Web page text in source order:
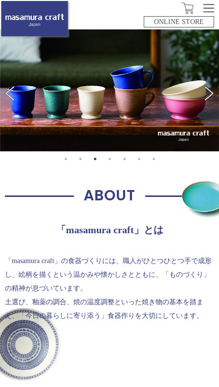
ONLINE STORE
ABOUT
「masamura craft」とは
「masamura craft」の食器づくりには、職人がひとつひとつ手で成形
し、絵柄を描くという温かみや懐かしさとともに、「ものづくり」
の精神が息づいています。
土選び、釉薬の調合、焼の温度調整といった焼き物の基本を踏ま
え、「今日の暮らしに寄り添う」食器作りを大切にしています。